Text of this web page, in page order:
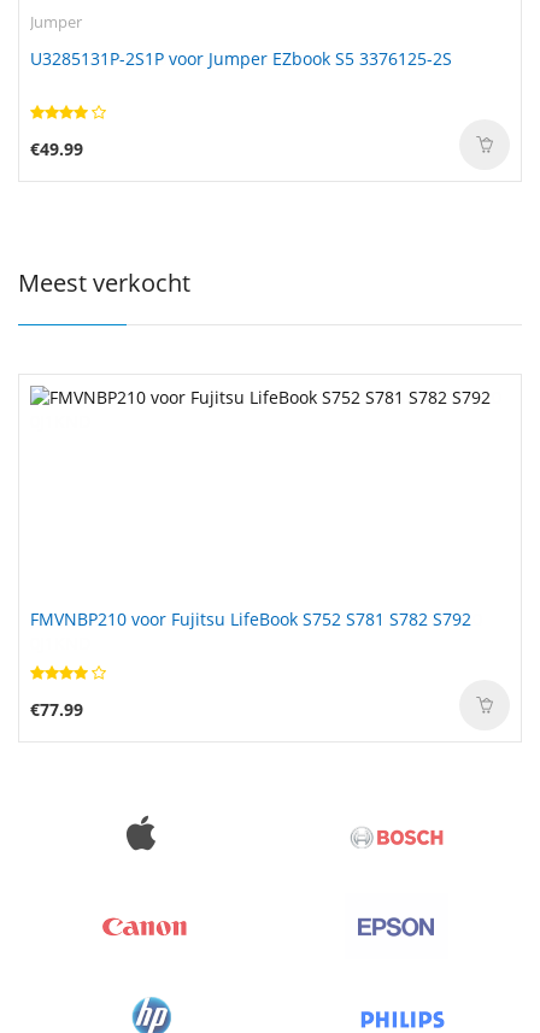
Jumper
U3285131P-2S1P voor Jumper EZbook S5 3376125-2S
€49.99
Meest verkocht
FMVNBP210 voor Fujitsu LifeBook S752 S781 S782 S792
€77.99